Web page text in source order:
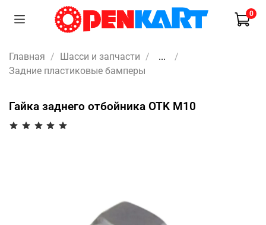
0
Главная Шасси и запчасти
...
Задние пластиковые бамперы
Гайка заднего отбойника OTK M10